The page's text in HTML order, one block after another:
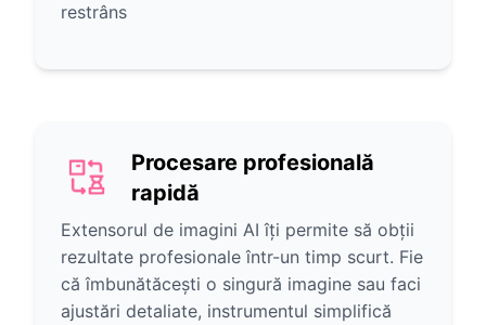
restrâns
Procesare profesională
rapidă
Extensorul de imagini AI îți permite să obții
rezultate profesionale într-un timp scurt. Fie
că îmbunătăcești o singură imagine sau faci
ajustări detaliate, instrumentul simplifică